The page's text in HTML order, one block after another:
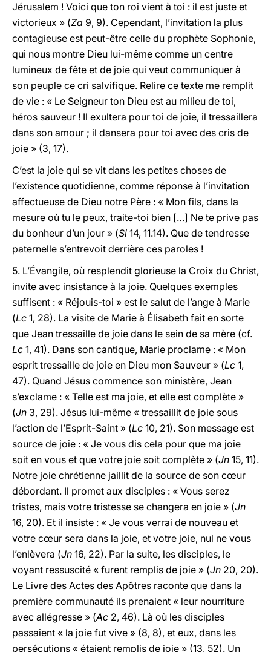
Jérusalem ! Voici que ton roi vient à toi : il est juste et
victorieux » (Za 9, 9). Cependant, l’invitation la plus
contagieuse est peut-être celle du prophète Sophonie,
qui nous montre Dieu lui-même comme un centre
lumineux de fête et de joie qui veut communiquer à
son peuple ce cri salvifique. Relire ce texte me remplit
de vie : « Le Seigneur ton Dieu est au milieu de toi,
héros sauveur ! Il exultera pour toi de joie, il tressaillera
dans son amour ; il dansera pour toi avec des cris de
joie » (3, 17).
C’est la joie qui se vit dans les petites choses de
l’existence quotidienne, comme réponse à l’invitation
affectueuse de Dieu notre Père : « Mon fils, dans la
mesure où tu le peux, traite-toi bien […] Ne te prive pas
du bonheur d’un jour » (Si 14, 11.14). Que de tendresse
paternelle s’entrevoit derrière ces paroles !
5. L’Évangile, où resplendit glorieuse la Croix du Christ,
invite avec insistance à la joie. Quelques exemples
suffisent : « Réjouis-toi » est le salut de l’ange à Marie
(Lc 1, 28). La visite de Marie à Élisabeth fait en sorte
que Jean tressaille de joie dans le sein de sa mère (cf.
Lc 1, 41). Dans son cantique, Marie proclame : « Mon
esprit tressaille de joie en Dieu mon Sauveur » (Lc 1,
47). Quand Jésus commence son ministère, Jean
s’exclame : « Telle est ma joie, et elle est complète »
(Jn 3, 29). Jésus lui-même « tressaillit de joie sous
l’action de l’Esprit-Saint » (Lc 10, 21). Son message est
source de joie : « Je vous dis cela pour que ma joie
soit en vous et que votre joie soit complète » (Jn 15, 11).
Notre joie chrétienne jaillit de la source de son cœur
débordant. Il promet aux disciples : « Vous serez
tristes, mais votre tristesse se changera en joie » (Jn
16, 20). Et il insiste : « Je vous verrai de nouveau et
votre cœur sera dans la joie, et votre joie, nul ne vous
l’enlèvera (Jn 16, 22). Par la suite, les disciples, le
voyant ressuscité « furent remplis de joie » (Jn 20, 20).
Le Livre des Actes des Apôtres raconte que dans la
première communauté ils prenaient « leur nourriture
avec allégresse » (Ac 2, 46). Là où les disciples
passaient « la joie fut vive » (8, 8), et eux, dans les
persécutions « étaient remplis de joie » (13, 52). Un